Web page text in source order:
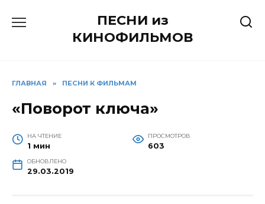
ПЕСНИ из
КИНОФИЛЬМОВ
ГЛАВНАЯ » ПЕСНИ К ФИЛЬМАМ
«Поворот ключа»
НА ЧТЕНИЕ
1 мин
ПРОСМОТРОВ
603
ОБНОВЛЕНО
29.03.2019